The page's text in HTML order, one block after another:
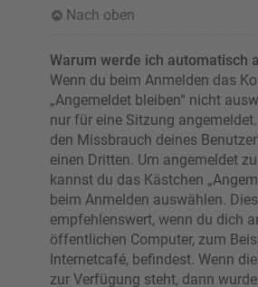
Nach oben
Warum werde ich automatisch
Wenn du beim Anmelden das
„Angemeldet bleiben“ nicht
nur für eine Sitzung
den Missbrauch deines
einen Dritten. Um angemeldet
kannst du das Kästchen
beim Anmelden auswählen.
empfehlenswert, wenn du dich
öffentlichen Computer, zum
Internetcafé, befindest. Wenn
zur Verfügung steht, dann